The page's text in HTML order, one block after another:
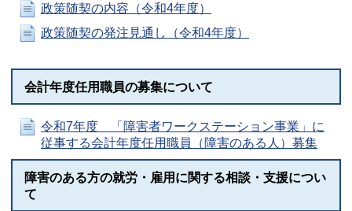
政策随契の内容（令和4年度）
政策随契の発注見通し（令和4年度）
会計年度任用職員の募集について
令和7年度 「障害者ワークステーション事業」に
従事する会計年度任用職員（障害のある人）募集
障害のある方の就労・雇用に関する相談・支援につい
て